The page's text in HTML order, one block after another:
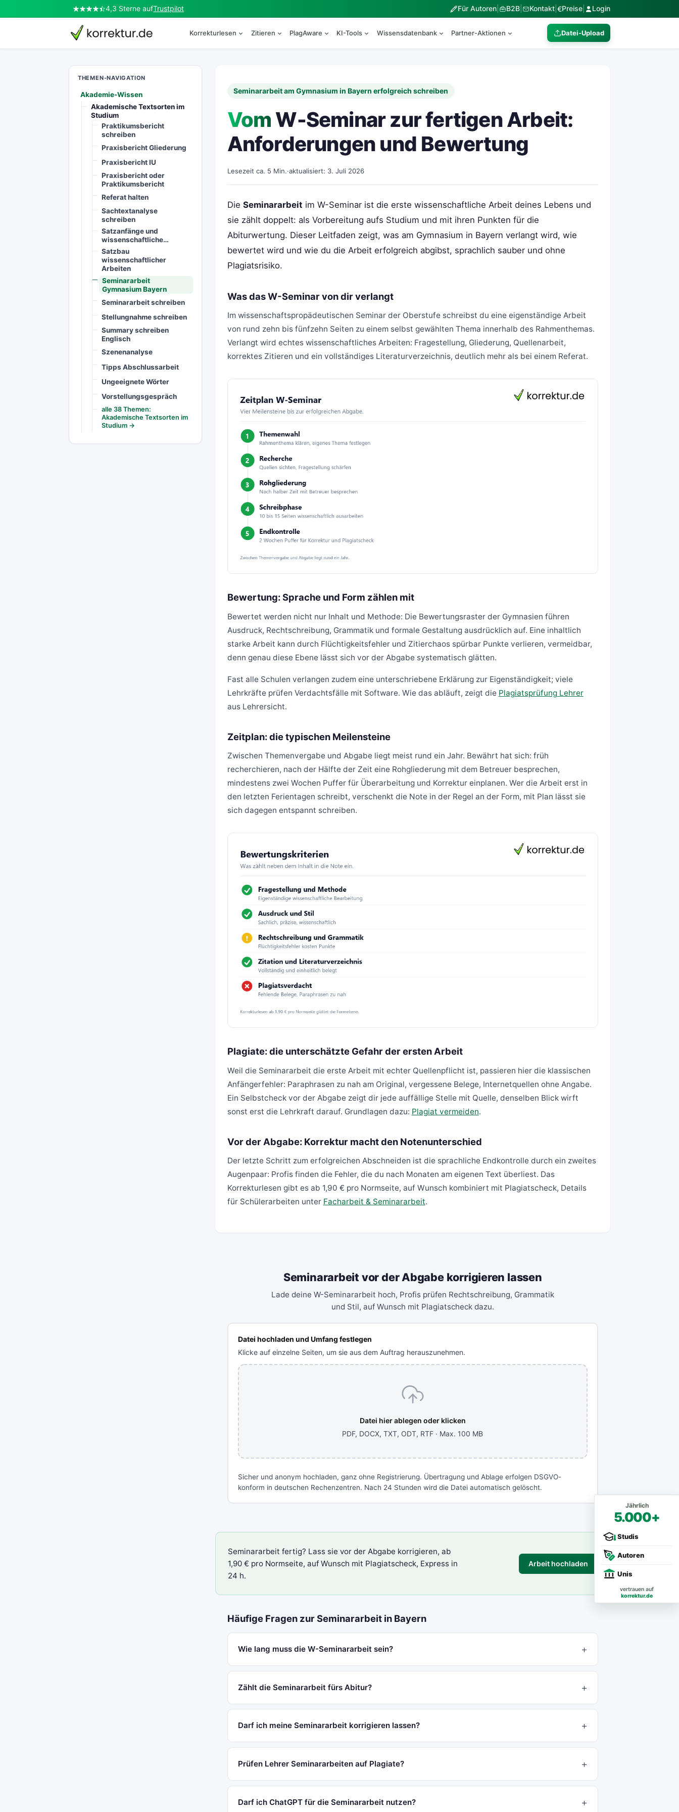
4,3 Sterne aufTrustpilot Für Autoren B2B Kontakt €Preise Login
korrektur.de
Korrekturlesen Zitieren PlagAware KI-Tools Wissensdatenbank Partner-Aktionen Datei-Upload
THEMEN-NAVIGATION
Akademie-Wissen
Akademische Textsorten im
Studium
Praktikumsbericht
schreiben
Praxisbericht Gliederung
Praxisbericht IU
Praxisbericht oder
Praktikumsbericht
Referat halten
Sachtextanalyse
schreiben
Satzanfänge und
wissenschaftliche…
Satzbau
wissenschaftlicher
Arbeiten
Seminararbeit
Gymnasium Bayern
Seminararbeit schreiben
Stellungnahme schreiben
Summary schreiben
Englisch
Szenenanalyse
Tipps Abschlussarbeit
Ungeeignete Wörter
Vorstellungsgespräch
alle 38 Themen:
Akademische Textsorten im
Studium →
Seminararbeit am Gymnasium in Bayern erfolgreich schreiben
VomW-Seminar zur fertigen Arbeit:
Anforderungen und Bewertung
Lesezeit ca. 5 Min.·aktualisiert: 3. Juli 2026
Die Seminararbeit im W-Seminar ist die erste wissenschaftliche Arbeit deines Lebens und
sie zählt doppelt: als Vorbereitung aufs Studium und mit ihren Punkten für die
Abiturwertung. Dieser Leitfaden zeigt, was am Gymnasium in Bayern verlangt wird, wie
bewertet wird und wie du die Arbeit erfolgreich abgibst, sprachlich sauber und ohne
Plagiatsrisiko.
Was das W-Seminar von dir verlangt
Im wissenschaftspropädeutischen Seminar der Oberstufe schreibst du eine eigenständige Arbeit
von rund zehn bis fünfzehn Seiten zu einem selbst gewählten Thema innerhalb des Rahmenthemas.
Verlangt wird echtes wissenschaftliches Arbeiten: Fragestellung, Gliederung, Quellenarbeit,
korrektes Zitieren und ein vollständiges Literaturverzeichnis, deutlich mehr als bei einem Referat.
Bewertung: Sprache und Form zählen mit
Bewertet werden nicht nur Inhalt und Methode: Die Bewertungsraster der Gymnasien führen
Ausdruck, Rechtschreibung, Grammatik und formale Gestaltung ausdrücklich auf. Eine inhaltlich
starke Arbeit kann durch Flüchtigkeitsfehler und Zitierchaos spürbar Punkte verlieren, vermeidbar,
denn genau diese Ebene lässt sich vor der Abgabe systematisch glätten.
Fast alle Schulen verlangen zudem eine unterschriebene Erklärung zur Eigenständigkeit; viele
Lehrkräfte prüfen Verdachtsfälle mit Software. Wie das abläuft, zeigt die Plagiatsprüfung Lehrer
aus Lehrersicht.
Zeitplan: die typischen Meilensteine
Zwischen Themenvergabe und Abgabe liegt meist rund ein Jahr. Bewährt hat sich: früh
recherchieren, nach der Hälfte der Zeit eine Rohgliederung mit dem Betreuer besprechen,
mindestens zwei Wochen Puffer für Überarbeitung und Korrektur einplanen. Wer die Arbeit erst in
den letzten Ferientagen schreibt, verschenkt die Note in der Regel an der Form, mit Plan lässt sie
sich dagegen entspannt schreiben.
Plagiate: die unterschätzte Gefahr der ersten Arbeit
Weil die Seminararbeit die erste Arbeit mit echter Quellenpflicht ist, passieren hier die klassischen
Anfängerfehler: Paraphrasen zu nah am Original, vergessene Belege, Internetquellen ohne Angabe.
Ein Selbstcheck vor der Abgabe zeigt dir jede auffällige Stelle mit Quelle, denselben Blick wirft
sonst erst die Lehrkraft darauf. Grundlagen dazu: Plagiat vermeiden.
Vor der Abgabe: Korrektur macht den Notenunterschied
Der letzte Schritt zum erfolgreichen Abschneiden ist die sprachliche Endkontrolle durch ein zweites
Augenpaar: Profis finden die Fehler, die du nach Monaten am eigenen Text überliest. Das
Korrekturlesen gibt es ab 1,90 € pro Normseite, auf Wunsch kombiniert mit Plagiatscheck, Details
für Schülerarbeiten unter Facharbeit & Seminararbeit.
Seminararbeit vor der Abgabe korrigieren lassen
Lade deine W-Seminararbeit hoch, Profis prüfen Rechtschreibung, Grammatik
und Stil, auf Wunsch mit Plagiatscheck dazu.
Datei hochladen und Umfang festlegen
Klicke auf einzelne Seiten, um sie aus dem Auftrag herauszunehmen.
Datei hier ablegen oder klicken
PDF, DOCX, TXT, ODT, RTF · Max. 100 MB
Sicher und anonym hochladen, ganz ohne Registrierung. Übertragung und Ablage erfolgen DSGVO-
konform in deutschen Rechenzentren. Nach 24 Stunden wird die Datei automatisch gelöscht.
Seminararbeit fertig? Lass sie vor der Abgabe korrigieren, ab
1,90 € pro Normseite, auf Wunsch mit Plagiatscheck, Express in
24 h.
Arbeit hochladen
Häufige Fragen zur Seminararbeit in Bayern
Wie lang muss die W-Seminararbeit sein?
Zählt die Seminararbeit fürs Abitur?
Darf ich meine Seminararbeit korrigieren lassen?
Prüfen Lehrer Seminararbeiten auf Plagiate?
Darf ich ChatGPT für die Seminararbeit nutzen?
Jährlich
5.000+
Studis
Autoren
Unis
vertrauen auf
korrektur.de